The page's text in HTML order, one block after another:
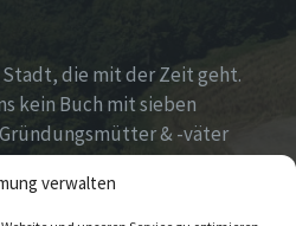
verwalten
die mit der Zeit geht.
kein Buch mit sieben
& -väter
und
!